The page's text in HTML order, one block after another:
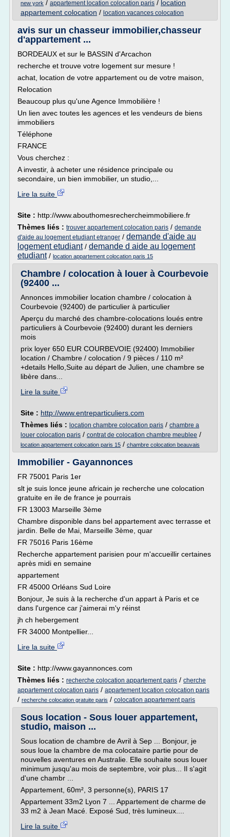
new york / appartement location colocation paris / location
appartement colocation / location vacances colocation
avis sur un chasseur immobilier,chasseur
d'appartement ...
BORDEAUX et sur le BASSIN d'Arcachon
recherche et trouve votre logement sur mesure !
achat, location de votre appartement ou de votre maison,
Relocation
Beaucoup plus qu'une Agence Immobilière !
Un lien avec toutes les agences et les vendeurs de biens
immobiliers
Téléphone
FRANCE
Vous cherchez :
A investir, à acheter une résidence principale ou
secondaire, un bien immobilier, un studio,...
Lire la suite
Site : http://www.abouthomesrechercheimmobiliere.fr
Thèmes liés : trouver appartement colocation paris / demande
d'aide au logement etudiant etranger / demande d'aide au
logement etudiant/ demande d aide au logement
etudiant/ location appartement colocation paris 15
Chambre / colocation à louer à Courbevoie
(92400 ...
Annonces immobilier location chambre / colocation à
Courbevoie (92400) de particulier à particulier
Aperçu du marché des chambre-colocations loués entre
particuliers à Courbevoie (92400) durant les derniers
mois
prix loyer 650 EUR COURBEVOIE (92400) Immobilier
location / Chambre / colocation / 9 pièces / 110 m²
+details Hello,Suite au départ de Julien, une chambre se
libère dans...
Lire la suite
Site : http://www.entreparticuliers.com
Thèmes liés : location chambre colocation paris / chambre a
louer colocation paris / contrat de colocation chambre meublee /
location appartement colocation paris 15 / chambre colocation beauvais
Immobilier - Gayannonces
FR 75001 Paris 1er
slt je suis lonce jeune africain je recherche une colocation
gratuite en ile de france je pourrais
FR 13003 Marseille 3ème
Chambre disponible dans bel appartement avec terrasse et
jardin. Belle de Mai, Marseille 3ème, quar
FR 75016 Paris 16ème
Recherche appartement parisien pour m'accueillir certaines
après midi en semaine
appartement
FR 45000 Orléans Sud Loire
Bonjour, Je suis à la recherche d'un appart à Paris et ce
dans l'urgence car j'aimerai m'y réinst
jh ch hebergement
FR 34000 Montpellier...
Lire la suite
Site : http://www.gayannonces.com
Thèmes liés : recherche colocation appartement paris / cherche
appartement colocation paris / appartement location colocation paris
/ recherche colocation gratuite paris / colocation appartement paris
Sous location - Sous louer appartement,
studio, maison ...
Sous location de chambre de Avril à Sep ... Bonjour, je
sous loue la chambre de ma colocataire partie pour de
nouvelles aventures en Australie. Elle souhaite sous louer
minimum jusqu'au mois de septembre, voir plus... Il s'agit
d'une chambr ...
Appartement, 60m², 3 personne(s), PARIS 17
Appartement 33m2 Lyon 7 ... Appartement de charme de
33 m2 à Jean Macé. Exposé Sud, très lumineux....
Lire la suite